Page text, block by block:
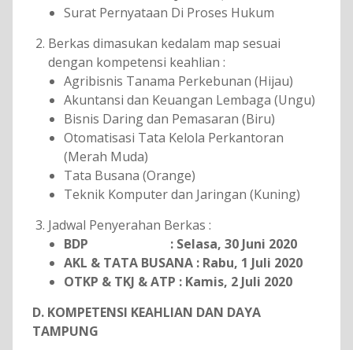
Surat Pernyataan Di Proses Hukum
Berkas dimasukan kedalam map sesuai
dengan kompetensi keahlian :
Agribisnis Tanama Perkebunan (Hijau)
Akuntansi dan Keuangan Lembaga (Ungu)
Bisnis Daring dan Pemasaran (Biru)
Otomatisasi Tata Kelola Perkantoran
(Merah Muda)
Tata Busana (Orange)
Teknik Komputer dan Jaringan (Kuning)
Jadwal Penyerahan Berkas :
BDP : Selasa, 30 Juni 2020
AKL & TATA BUSANA : Rabu, 1 Juli 2020
OTKP & TKJ & ATP : Kamis, 2 Juli 2020
D. KOMPETENSI KEAHLIAN DAN DAYA
TAMPUNG